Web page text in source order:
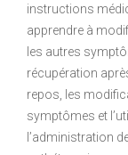
instructions
apprendre à
les autres
récupération
repos, les
symptômes et
l’administration